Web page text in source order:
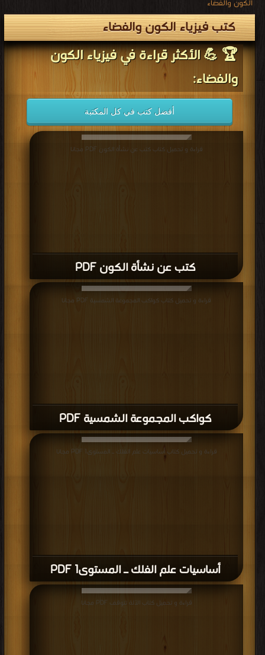
الكون والفضاء
كتب فيزياء الكون والفضاء
🏆 💪 الأكثر قراءة في فيزياء الكون
والفضاء:
أفضل كتب في كل المكتبة
كتب عن نشأة الكون PDF
قراءة و تحميل كتاب كتب عن نشأة الكون PDF مجانا
كواكب المجموعة الشمسية PDF
قراءة و تحميل كتاب كواكب المجموعة الشمسية PDF مجانا
أساسيات علم الفلك ـ المستوى1 PDF
قراءة و تحميل كتاب أساسيات علم الفلك ـ المستوى1 PDF مجانا
قراءة و تحميل كتاب الآلة تتوقف PDF مجانا